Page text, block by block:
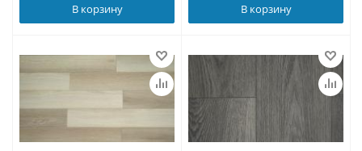
В корзину В корзину